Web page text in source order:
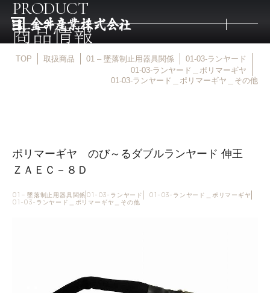
トップ
PRODUCT
商品情報
TOP 取扱商品 01 – 墜落制止用器具関係
01-03-ランヤード
01-03-ランヤード＿ポリマーギヤ
01-03-ランヤード＿ポリマーギヤ＿その他
ポリマーギヤ のび～るダブルランヤード 伸王
ＺＡＥＣ－８Ｄ
01 – 墜落制止用器具関係 01-03-ランヤード
01-03-ランヤード＿ポリマーギヤ
01-03-ランヤード＿ポリマーギヤ＿その他